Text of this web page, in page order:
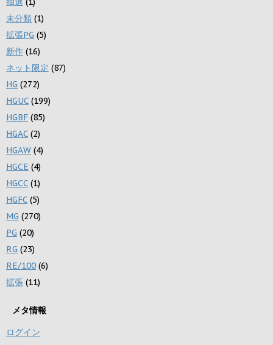
未分類 (1)
拡張PG (5)
新作 (16)
ネット限定 (87)
HG (272)
HGUC (199)
HGBF (85)
HGAC (2)
HGAW (4)
HGCE (4)
HGCC (1)
HGFC (5)
MG (270)
PG (20)
RG (23)
RE/100 (6)
拡張 (11)
メタ情報
ログイン